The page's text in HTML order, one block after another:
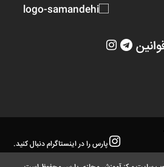
پارس را در اینستاگرام دنبال کنید.